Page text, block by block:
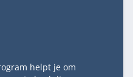
helpt je om